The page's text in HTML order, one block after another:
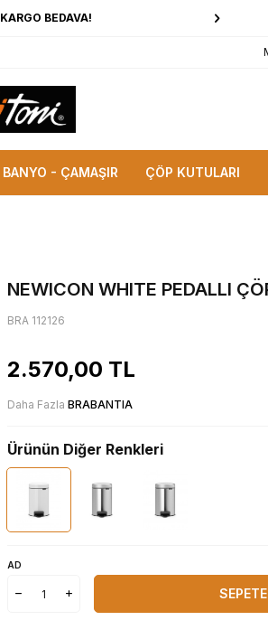
KARGO BEDAVA!
BANYO - ÇAMAŞIR ÇÖP KUTULARI
NEWICON WHITE PEDALLI
BRA 112126
2.570,00 TL
Daha Fazla BRABANTIA
Ürünün Diğer Renkleri
AD